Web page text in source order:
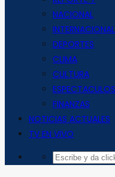
NACIONAL
INTERNACIONAL
DEPORTES
CLIMA
CULTURA
ESPECTACULOS
FINANZAS
NOTICIAS ACTUALES
TV EN VIVO